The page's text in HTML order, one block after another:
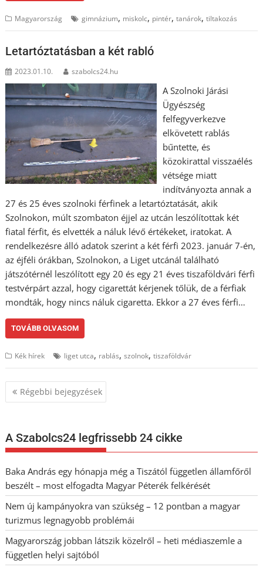
Magyarország gimnázium, miskolc, pintér,tanárok,tiltakozás
Letartóztatásban a két rabló
2023.01.10. szabolcs24.hu
A Szolnoki Járási
Ügyészség
felfegyverkezve
elkövetett rablás
bűntette, és
közokirattal visszaélés
vétsége miatt
indítványozta annak a
27 és 25 éves szolnoki férfinek a letartóztatását, akik
Szolnokon, múlt szombaton éjjel az utcán leszólítottak két
fiatal férfit, és elvették a náluk lévő értékeket, iratokat. A
rendelkezésre álló adatok szerint a két férfi 2023. január 7-én,
az éjféli órákban, Szolnokon, a Liget utcánál található
játszótérnél leszólított egy 20 és egy 21 éves tiszaföldvári férfi
testvérpárt azzal, hogy cigarettát kérjenek tőlük, de a férfiak
mondták, hogy nincs náluk cigaretta. Ekkor a 27 éves férfi…
TOVÁBB OLVASOM
Kék hírek liget utca, rablás,szolnok,tiszaföldvár
Bejegyzés
navigáció
Régebbi bejegyzések
A Szabolcs24 legfrissebb 24 cikke
Baka András egy hónapja még a Tiszától független államfőről
beszélt – most elfogadta Magyar Péterék felkérését
Nem új kampányokra van szükség – 12 pontban a magyar
turizmus legnagyobb problémái
Magyarország jobban látszik közelről – heti médiaszemle a
független helyi sajtóból